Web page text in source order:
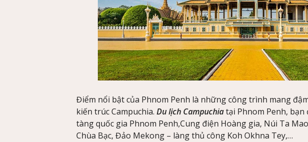
Điểm nổi bật của Phnom Penh là những công trình mang
kiến trúc Campuchia. Du lịch Campuchiatại Phnom Penh, bạn
tàng quốc gia Phnom Penh,Cung điện Hoàng gia, Núi Ta
Chùa Bạc, Đảo Mekong – làng thủ công Koh Okhna Tey,…